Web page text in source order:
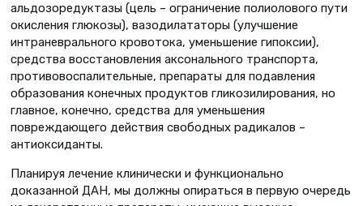
альдозоредуктазы (цель – ограничение полиолового пути
окисления глюкозы), вазодилататоры (улучшение
интраневрального кровотока, уменьшение гипоксии),
средства восстановления аксонального транспорта,
противовоспалительные, препараты для подавления
образования конечных продуктов гликозилирования, но
главное, конечно, средства для уменьшения
повреждающего действия свободных радикалов –
антиоксиданты.
Планируя лечение клинически и функционально
доказанной ДАН, мы должны опираться в первую очередь